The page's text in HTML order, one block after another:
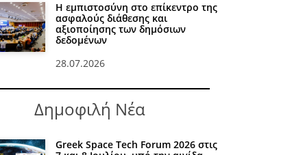
Η εμπιστοσύνη στο επίκεντρο της
ασφαλούς διάθεσης και
αξιοποίησης των δημόσιων
δεδομένων
28.07.2026
Δημοφιλή Νέα
Greek Space Tech Forum 2026 στις